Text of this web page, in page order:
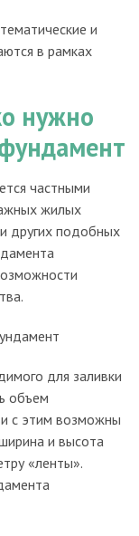
и
в рамках
нужно
частными
жилых
других подобных
для заливки
объем
с этим возможны
и высота
«ленты».